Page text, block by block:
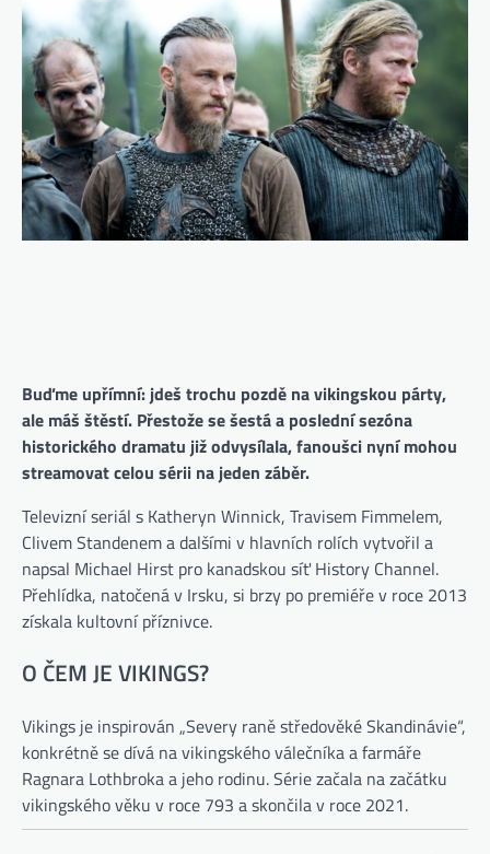
Buďme upřímní: jdeš trochu pozdě na vikingskou párty,
ale máš štěstí. Přestože se šestá a poslední sezóna
historického dramatu již odvysílala, fanoušci nyní mohou
streamovat celou sérii na jeden záběr.
Televizní seriál s Katheryn Winnick, Travisem Fimmelem,
Clivem Standenem a dalšími v hlavních rolích vytvořil a
napsal Michael Hirst pro kanadskou síť History Channel.
Přehlídka, natočená v Irsku, si brzy po premiéře v roce 2013
získala kultovní příznivce.
O ČEM JE VIKINGS?
Vikings je inspirován „Severy raně středověké Skandinávie“,
konkrétně se dívá na vikingského válečníka a farmáře
Ragnara Lothbroka a jeho rodinu. Série začala na začátku
vikingského věku v roce 793 a skončila v roce 2021.